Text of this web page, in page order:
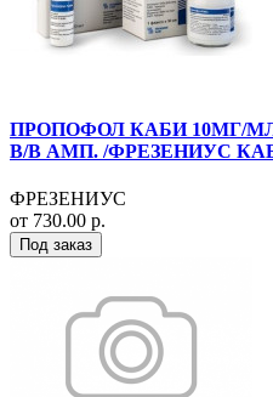
ПРОПОФОЛ КАБИ 10МГ/
В/В АМП. /ФРЕЗЕНИУС
ФРЕЗЕНИУС
от 730.00 р.
Под заказ